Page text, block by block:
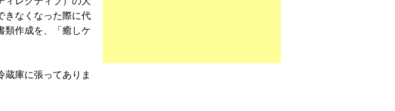
きなくなった際に代
類作成を、「癒しケ
庫に張ってありま